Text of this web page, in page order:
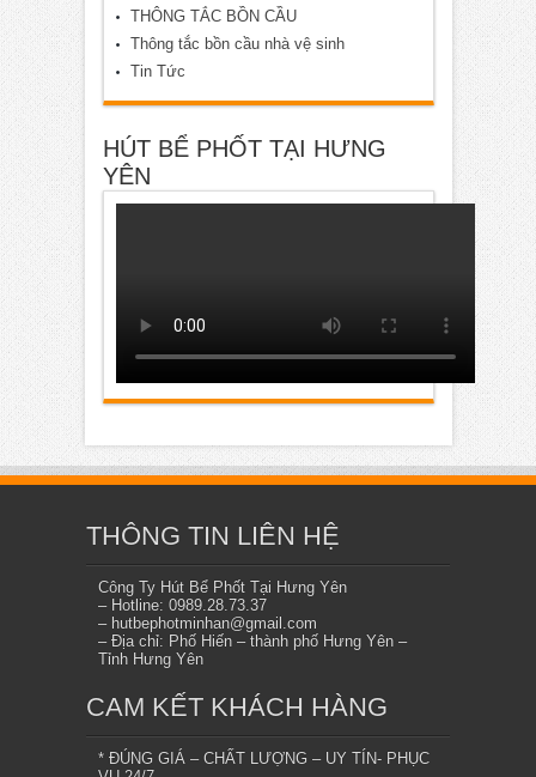
THÔNG TẮC BỒN CẦU
Thông tắc bồn cầu nhà vệ sinh
Tin Tức
HÚT BỂ PHỐT TẠI HƯNG
YÊN
THÔNG TIN LIÊN HỆ
Công Ty Hút Bể Phốt Tại Hưng Yên
– Hotline: 0989.28.73.37
– hutbephotminhan@gmail.com
– Địa chỉ: Phố Hiến – thành phố Hưng Yên –
Tỉnh Hưng Yên
CAM KẾT KHÁCH HÀNG
* ĐÚNG GIÁ – CHẤT LƯỢNG – UY TÍN- PHỤC